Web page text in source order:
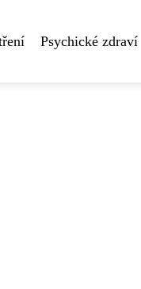
Psychické zdraví